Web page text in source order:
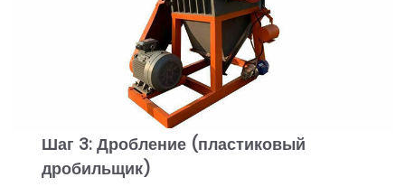
Шаг 3: Дробление (пластиковый
дробильщик)